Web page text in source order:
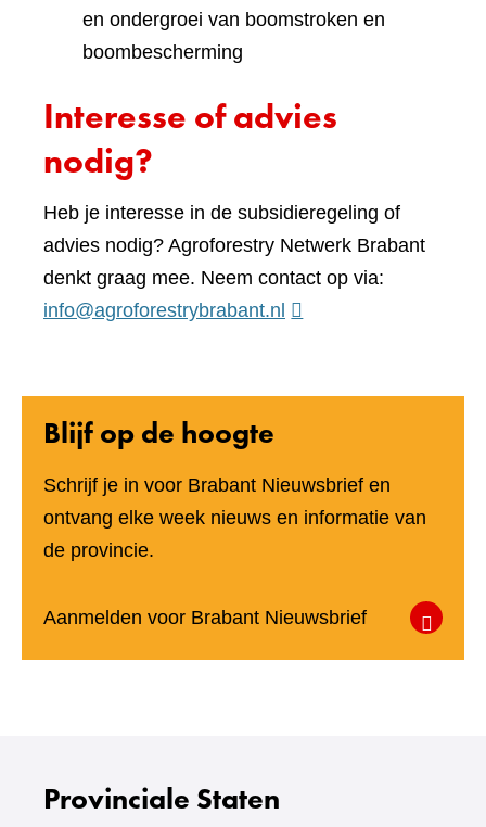
en ondergroei van boomstroken en
boombescherming
Interesse of advies
nodig?
Heb je interesse in de subsidieregeling of
advies nodig? Agroforestry Netwerk Brabant
denkt graag mee. Neem contact op via:
info@agroforestrybrabant.nl
Blijf op de hoogte
Schrijf je in voor Brabant Nieuwsbrief en
ontvang elke week nieuws en informatie van
de provincie.
Aanmelden voor Brabant Nieuwsbrief(verwijst
Provinciale Staten